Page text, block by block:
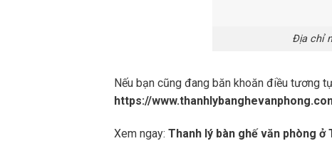
Địa chỉ
Nếu bạn cũng đang băn khoăn điều tương
https://
Xem ngay: Thanh lý bàn ghế văn phòng ở